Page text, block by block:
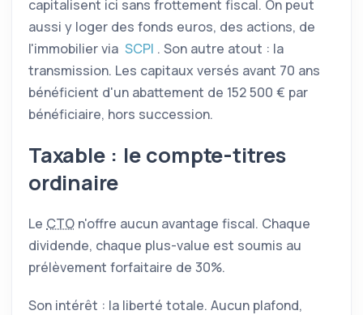
capitalisent ici sans frottement fiscal. On peut
aussi y loger des fonds euros, des actions, de
l'immobilier via SCPI . Son autre atout : la
transmission. Les capitaux versés avant 70 ans
bénéficient d'un abattement de 152 500 € par
bénéficiaire, hors succession.
Taxable : le compte-titres
ordinaire
Le CTO n'offre aucun avantage fiscal. Chaque
dividende, chaque plus-value est soumis au
prélèvement forfaitaire de 30%.
Son intérêt : la liberté totale. Aucun plafond,